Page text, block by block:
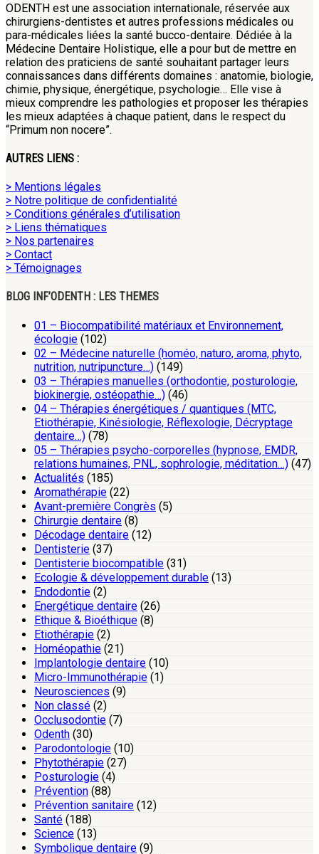
ODENTH est une association internationale, réservée aux
chirurgiens-dentistes et autres professions médicales ou
para-médicales liées la santé bucco-dentaire. Dédiée à la
Médecine Dentaire Holistique, elle a pour but de mettre en
relation des praticiens de santé souhaitant partager leurs
connaissances dans différents domaines : anatomie, biologie,
chimie, physique, énergétique, psychologie… Elle vise à
mieux comprendre les pathologies et proposer les thérapies
les mieux adaptées à chaque patient, dans le respect du
“Primum non nocere”.
AUTRES LIENS :
> Mentions légales
> Notre politique de confidentialité
> Conditions générales d’utilisation
> Liens thématiques
> Nos partenaires
> Contact
> Témoignages
BLOG INF’ODENTH : LES THEMES
01 – Biocompatibilité matériaux et Environnement,
écologie (102)
02 – Médecine naturelle (homéo, naturo, aroma, phyto,
nutrition, nutripuncture…) (149)
03 – Thérapies manuelles (orthodontie, posturologie,
biokinergie, ostéopathie…) (46)
04 – Thérapies énergétiques / quantiques (MTC,
Etiothérapie, Kinésiologie, Réflexologie, Décryptage
dentaire…) (78)
05 – Thérapies psycho-corporelles (hypnose, EMDR,
relations humaines, PNL, sophrologie, méditation…) (47)
Actualités (185)
Aromathérapie (22)
Avant-première Congrès (5)
Chirurgie dentaire (8)
Décodage dentaire (12)
Dentisterie (37)
Dentisterie biocompatible (31)
Ecologie & développement durable (13)
Endodontie (2)
Energétique dentaire (26)
Ethique & Bioéthique (8)
Etiothérapie (2)
Homéopathie (21)
Implantologie dentaire (10)
Micro-Immunothérapie (1)
Neurosciences (9)
Non classé (2)
Occlusodontie (7)
Odenth (30)
Parodontologie (10)
Phytothérapie (27)
Posturologie (4)
Prévention (88)
Prévention sanitaire (12)
Santé (188)
Science (13)
Symbolique dentaire (9)